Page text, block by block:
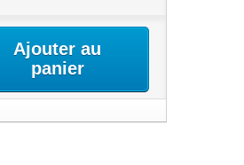
Ajouter au
panier